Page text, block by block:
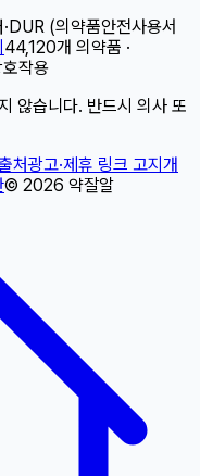
·DUR (의약품안전사용서
44,120개 의약품 ·
작용
않습니다. 반드시 의사 또
처광고·제휴 링크 고지개
© 2026 약잘알